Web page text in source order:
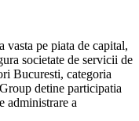
pe piata de capital,
societate de servicii de
Bucuresti, categoria
detine participatia
administrare a